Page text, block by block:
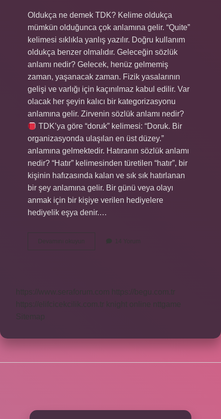
Oldukça ne demek TDK? Kelime oldukça
mümkün olduğunca çok anlamına gelir. “Quite”
kelimesi sıklıkla yanlış yazılır. Doğru kullanım
oldukça benzer olmalıdır. Geleceğin sözlük
anlamı nedir? Gelecek, henüz gelmemiş
zaman, yaşanacak zaman. Fizik yasalarının
gelişi ve varlığı için kaçınılmaz kabul edilir. Var
olacak her şeyin kalıcı bir kategorizasyonu
anlamına gelir. Zirvenin sözlük anlamı nedir?
TDK’ya göre “doruk” kelimesi: “Doruk. Bir
organizasyonda ulaşılan en üst düzey.”
anlamına gelmektedir. Hatıranın sözlük anlamı
nedir? “Hatır” kelimesinden türetilen “hatır”, bir
kişinin hafızasında kalan ve sık sık hatırlanan
bir şey anlamına gelir. Bir günü veya olayı
anmak için bir kişiye verilen hediyelere
hediyelik eşya denir.…
Devamını okuyun
Oldukça
Kelimesinin
14 Yorum
https://www.seraforum.com
https://begu.com.tr
https://elifcicekcilik.com.tr
knight online
nttgame
Sitemap